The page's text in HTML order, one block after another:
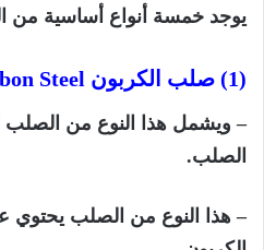
يوجد خمسة أنواع أساسية من
(1) صلب الكربون Steel
الصلب.
– هذا النوع من الصلب